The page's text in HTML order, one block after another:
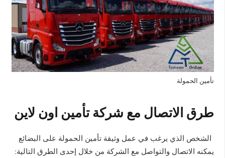
تأمين الحمولة
طرق الاتصال مع شركة تأمين اون لاين
الشخص الذي يرغب في عمل وثيقة تأمين الحمولة على البضائع
يمكنه الاتصال والتواصل مع الشركة من خلال إحدى الطرق التالية: